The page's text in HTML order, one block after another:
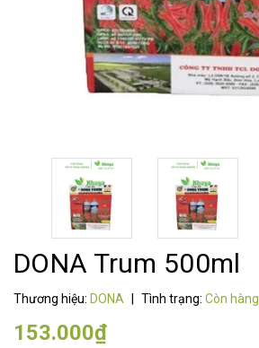
DONA Trum 500ml
Thương hiệu: DONA | Tình trạng: Còn hàng
153.000₫